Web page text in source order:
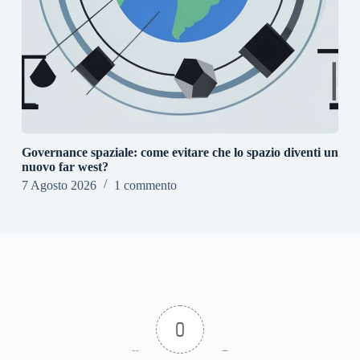
Governance spaziale: come evitare che lo spazio diventi un
nuovo far west?
7 Agosto 2026
1 commento
0